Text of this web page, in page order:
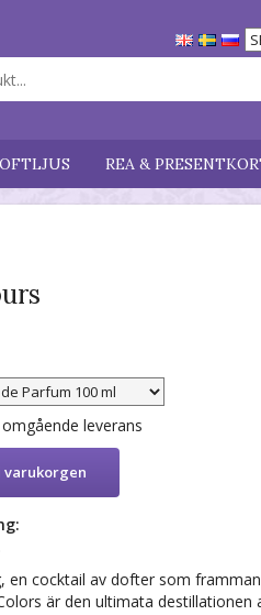
REA &
leverans
varukorgen
en cocktail av dofter som
är den ultimata